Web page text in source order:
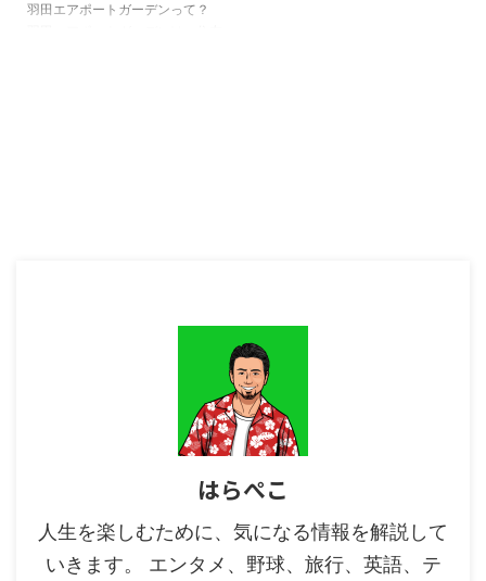
羽田エアポートガーデンって？
はらぺこ
人生を楽しむために、気になる情報を解説して
いきます。 エンタメ、野球、旅行、英語、テ